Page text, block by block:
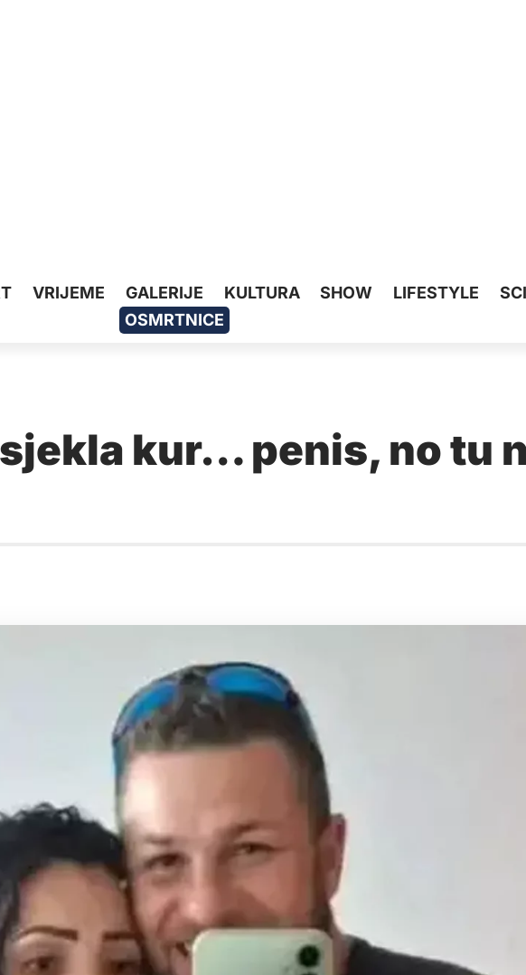
VRIJEME GALERIJE KULTURA SHOW LIFESTYLE
OSMRTNICE
kur… penis, no tu